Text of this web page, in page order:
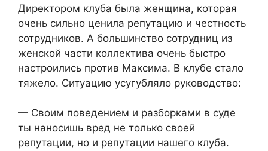
Директором клуба была женщина, которая
очень сильно ценила репутацию и честность
сотрудников. А большинство сотрудниц из
женской части коллектива очень быстро
настроились против Максима. В клубе стало
тяжело. Ситуацию усугубляло руководство:
— Своим поведением и разборками в суде
ты наносишь вред не только своей
репутации, но и репутации нашего клуба.